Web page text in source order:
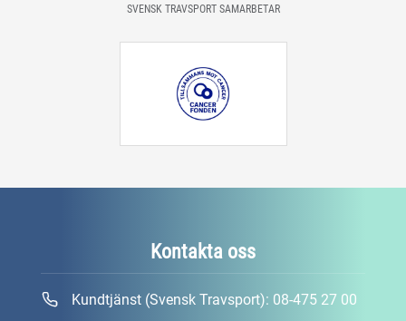
SVENSK TRAVSPORT SAMARBETAR
Kontakta oss
Kundtjänst (Svensk Travsport): 08-475 27 00